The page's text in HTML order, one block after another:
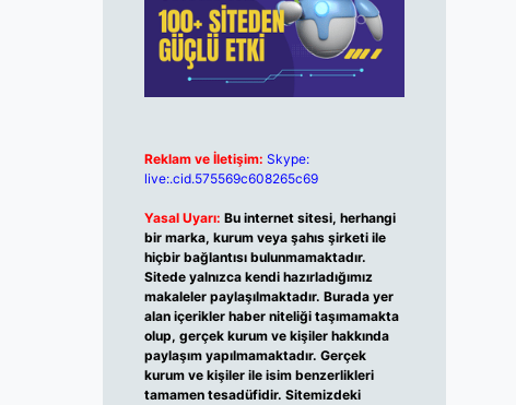
Reklam ve İletişim: Skype:
live:.cid.575569c608265c69
Yasal Uyarı: Bu internet sitesi, herhangi
bir marka, kurum veya şahıs şirketi ile
hiçbir bağlantısı bulunmamaktadır.
Sitede yalnızca kendi hazırladığımız
makaleler paylaşılmaktadır. Burada yer
alan içerikler haber niteliği taşımamakta
olup, gerçek kurum ve kişiler hakkında
paylaşım yapılmamaktadır. Gerçek
kurum ve kişiler ile isim benzerlikleri
tamamen tesadüfidir. Sitemizdeki